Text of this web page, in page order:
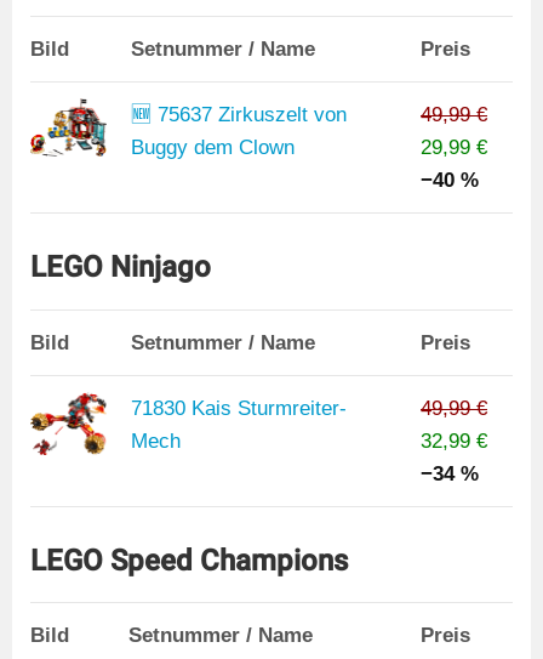
Bild Setnummer / Name Preis
🆕 75637 Zirkuszelt von
Buggy dem Clown
49,99 €
29,99 €
−40 %
LEGO Ninjago
Bild Setnummer / Name Preis
71830 Kais Sturmreiter-
Mech
49,99 €
32,99 €
−34 %
LEGO Speed Champions
Bild Setnummer / Name Preis